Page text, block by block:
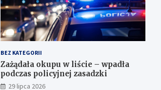
BEZ KATEGORII
Zażądała okupu w liście – wpadła
podczas policyjnej zasadzki
29 lipca 2026